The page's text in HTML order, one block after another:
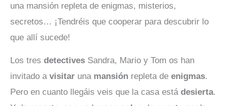
una mansión repleta de enigmas, misterios,
secretos… ¡Tendréis que cooperar para descubrir lo
que allí sucede!
Los tres detectives Sandra, Mario y Tom os han
invitado a visitar una mansión repleta de enigmas.
Pero en cuanto llegáis veis que la casa está desierta.